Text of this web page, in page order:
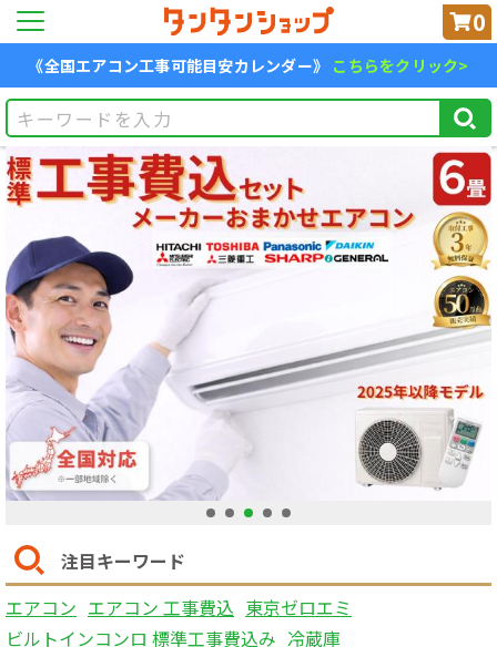
0
《全国エアコン工事可能目安カレンダー》 こちらをクリック>
1 2 3 4 5
注目キーワード
エアコン エアコン 工事費込 東京ゼロエミ
ビルトインコンロ 標準工事費込み 冷蔵庫